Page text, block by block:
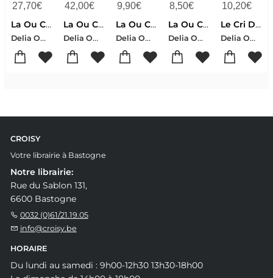
27,70€
La Ou Chantent Les Ecrevisses
Delia Owens
42,00€
La Ou Chantent Les Ecrevisses
Delia Owens
9,90€
La Ou Chantent Les Ecrevisses
Delia Owens
8,50€
La Ou Chantent Les Ecrevisses
Delia Owens
10,20€
Le Cri Du Kalahari : Sur Les Dernieres Terres Inviolees D'afrique
Delia Owens-Mark Owens
CROISY
Votre librairie à Bastogne
Notre librairie:
Rue du Sablon 131,
6600 Bastogne
0032 (0)61/21.19.05
info@croisy.be
HORAIRE
Du lundi au samedi : 9h00-12h30 13h30-18h00